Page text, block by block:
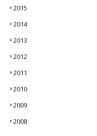
2015
2014
2013
2012
2011
2010
2009
2008